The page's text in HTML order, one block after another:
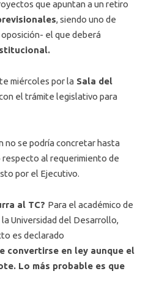
que apuntan a un retiro
, siendo uno de
el que deberá
miércoles por la Sala del
el trámite legislativo para
no se podría concretar hasta
al requerimiento de
por el Ejecutivo.
al TC? Para el académico de
Universidad del Desarrollo,
es declarado
convertirse en ley aunque el
Lo más probable es que